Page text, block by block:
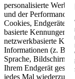
personalisierte
und der Performance
Cookies, Endgeräte-
basierte Kennungen,
netzwerkbasierte
Informationen (z. B.
Sprache,
Ihrem Endgerät
jedes Mal